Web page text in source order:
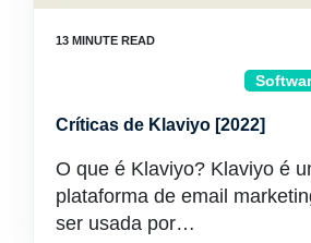
Críticas de Klaviyo [2022]
O que é Klaviyo? Klaviyo é
plataforma de email
ser usada por…